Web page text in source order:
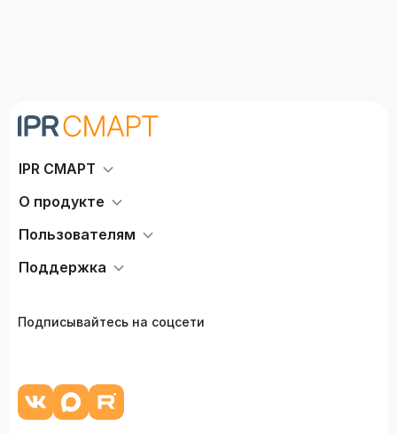
IPR СМАРТ
О продукте
Пользователям
Поддержка
Подписывайтесь на соцсети